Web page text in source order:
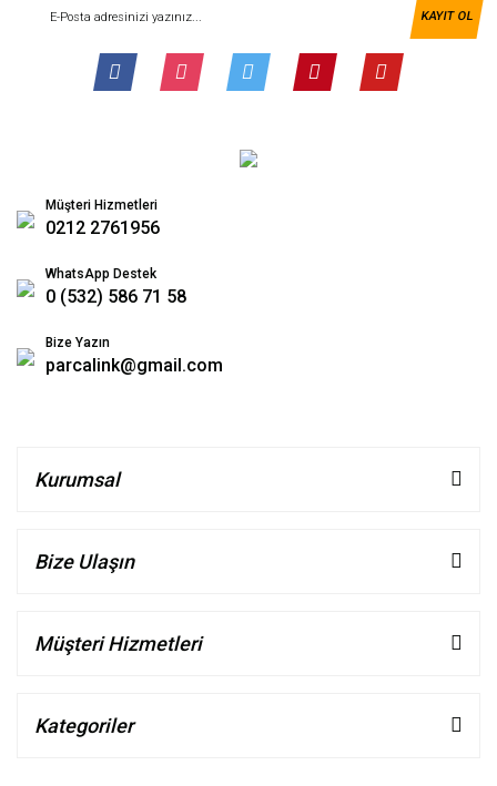
KAYIT OL
Müşteri Hizmetleri
0212 2761956
WhatsApp Destek
0 (532) 586 71 58
Bize Yazın
parcalink@gmail.com
Kurumsal
Bize Ulaşın
Müşteri Hizmetleri
Kategoriler